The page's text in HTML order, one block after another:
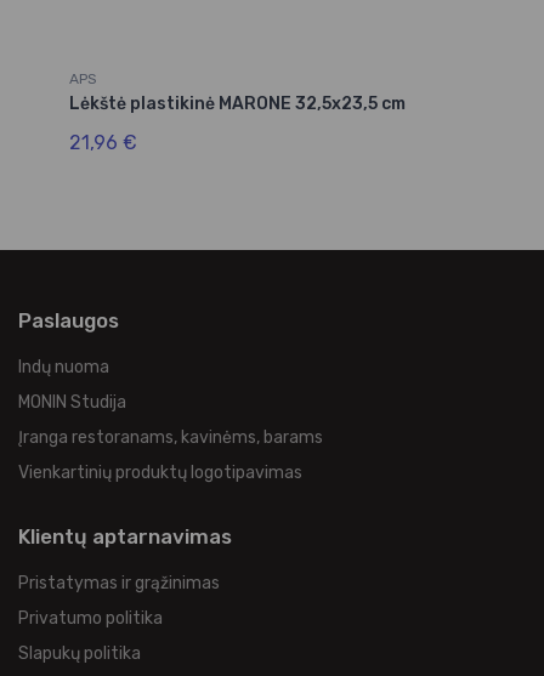
APS
Lėkštė plastikinė MARONE 32,5x23,5 cm
21,96 €
Paslaugos
Indų nuoma
MONIN Studija
Įranga restoranams, kavinėms, barams
Vienkartinių produktų logotipavimas
Klientų aptarnavimas
Pristatymas ir grąžinimas
Privatumo politika
Slapukų politika